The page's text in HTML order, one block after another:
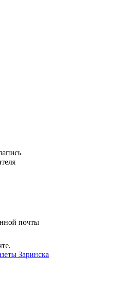
почты
Заринска